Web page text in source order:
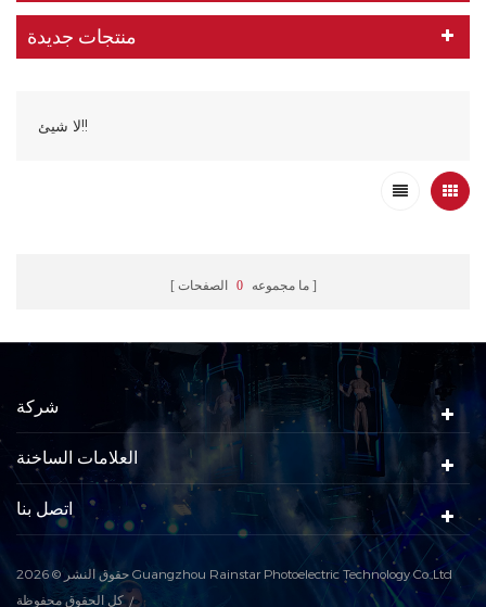
منتجات جديدة
لا شيئ!!
ما مجموعه 0 الصفحات
شركة
العلامات الساخنة
اتصل بنا
حقوق النشر © 2026 Guangzhou Rainstar Photoelectric Technology Co.,Ltd
كل الحقوق محفوظة